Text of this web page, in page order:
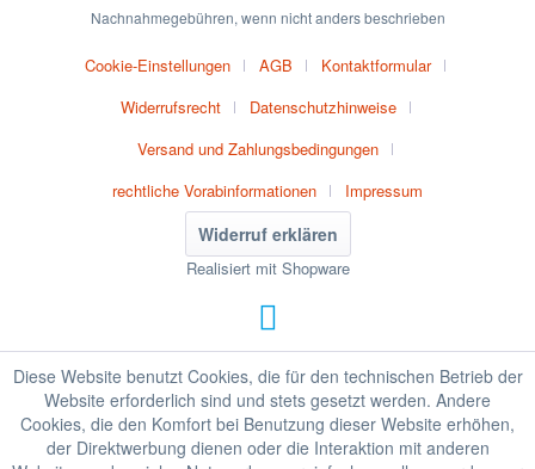
Nachnahmegebühren, wenn nicht anders beschrieben
Cookie-Einstellungen AGB
Kontaktformular
Widerrufsrecht
Datenschutzhinweise
Versand und Zahlungsbedingungen
rechtliche Vorabinformationen
Impressum
Widerruf erklären
Realisiert mit Shopware
Diese Website benutzt Cookies, die für den technischen Betrieb der
Website erforderlich sind und stets gesetzt werden. Andere
Cookies, die den Komfort bei Benutzung dieser Website erhöhen,
der Direktwerbung dienen oder die Interaktion mit anderen